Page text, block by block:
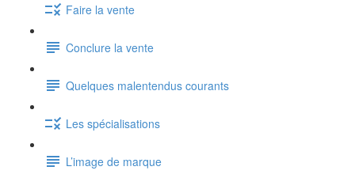
Faire la vente
Conclure la vente
Quelques malentendus courants
Les spécialisations
L’image de marque